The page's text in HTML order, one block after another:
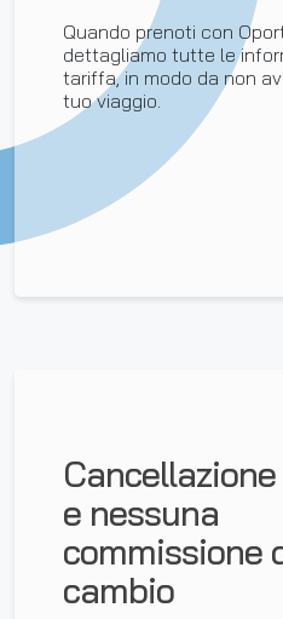
Quando prenoti con
dettagliamo tutte le
tariffa, in modo da non
tuo viaggio.
e nessuna
commissione
cambio